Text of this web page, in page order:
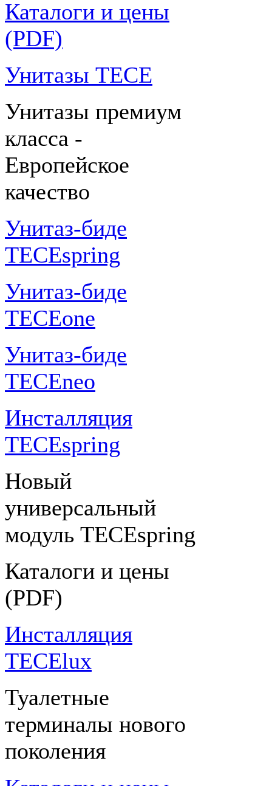
Каталоги и цены
(PDF)
Унитазы TECE
Унитазы премиум
класса -
Европейское
качество
Унитаз-биде
TECEspring
Унитаз-биде
TECEone
Унитаз-биде
TECEneo
Инсталляция
TECEspring
Новый
универсальный
модуль TECEspring
Каталоги и цены
(PDF)
Инсталляция
TECElux
Туалетные
терминалы нового
поколения